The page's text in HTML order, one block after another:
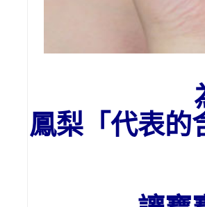
鳳梨「代表的